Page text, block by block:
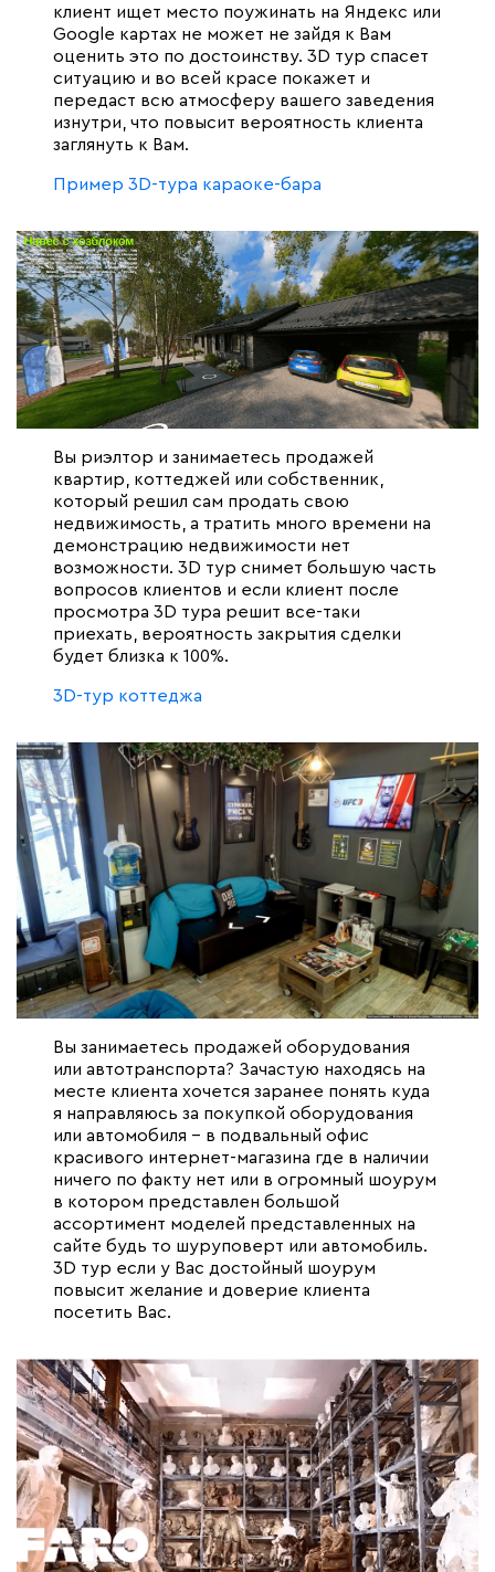
клиент ищет место поужинать на Яндекс или
Google картах не может не зайдя к Вам
оценить это по достоинству. 3D тур спасет
ситуацию и во всей красе покажет и
передаст всю атмосферу вашего заведения
изнутри, что повысит вероятность клиента
заглянуть к Вам.
Пример 3D-тура караоке-бара
Вы риэлтор и занимаетесь продажей
квартир, коттеджей или собственник,
который решил сам продать свою
недвижимость, а тратить много времени на
демонстрацию недвижимости нет
возможности. 3D тур снимет большую часть
вопросов клиентов и если клиент после
просмотра 3D тура решит все-таки
приехать, вероятность закрытия сделки
будет близка к 100%.
3D-тур коттеджа
Вы занимаетесь продажей оборудования
или автотранспорта? Зачастую находясь на
месте клиента хочется заранее понять куда
я направляюсь за покупкой оборудования
или автомобиля – в подвальный офис
красивого интернет-магазина где в наличии
ничего по факту нет или в огромный шоурум
в котором представлен большой
ассортимент моделей представленных на
сайте будь то шуруповерт или автомобиль.
3D тур если у Вас достойный шоурум
повысит желание и доверие клиента
посетить Вас.